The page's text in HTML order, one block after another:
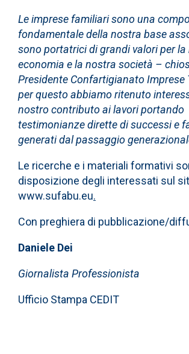
Le imprese familiari sono una
fondamentale della nostra base
sono portatrici di grandi valori per la
economia e la nostra società –
Presidente Confartigianato Imprese
per questo abbiamo ritenuto
nostro contributo ai lavori portando
testimonianze dirette di successi e
generati dal passaggio
Le ricerche e i materiali formativi
disposizione degli interessati sul
www.sufabu.eu.
Con preghiera di pubblicazione/
Daniele Dei
Giornalista Professionista
Ufficio Stampa CEDIT